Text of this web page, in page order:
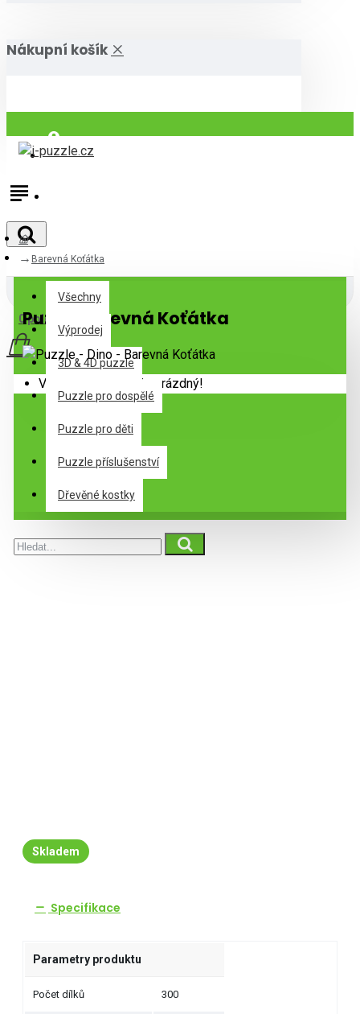
Nákupní košík
Přihlásit
Všechny
Všechny
Výprodej
3D & 4D puzzle
Puzzle pro dospělé
Puzzle pro děti
Puzzle příslušenství
Dřevěné kostky
0 položek - 0Kč
Váš nákupní košík je prázdný!
Barevná Koťátka
Puzzle Barevná Koťátka
Skladem
Specifikace
Parametry produktu
Počet dílků 300